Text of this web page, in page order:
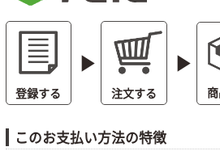
登録する
play_arrow
注文する
play_arrow
このお支払い方法の特徴